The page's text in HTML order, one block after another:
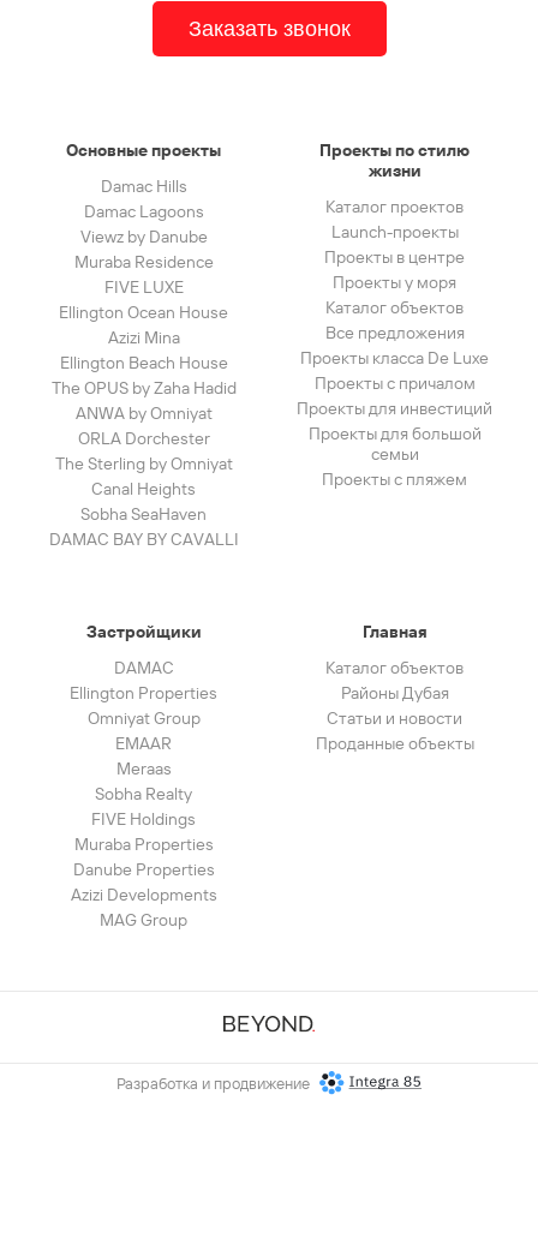
Основные проекты
Damac Hills
Damac Lagoons
Viewz by Danube
Muraba Residence
FIVE LUXE
Ellington Ocean House
Azizi Mina
Ellington Beach House
The OPUS by Zaha Hadid
ANWA by Omniyat
ORLA Dorchester
The Sterling by Omniyat
Canal Heights
Sobha SeaHaven
DAMAC BAY BY CAVALLI
Проекты по стилю
жизни
Каталог проектов
Launch-проекты
Проекты в центре
Проекты у моря
Каталог объектов
Все предложения
Проекты класса De Luxe
Проекты с причалом
Проекты для инвестиций
Проекты для большой
семьи
Проекты с пляжем
Застройщики
DAMAC
Ellington Properties
Omniyat Group
EMAAR
Meraas
Sobha Realty
FIVE Holdings
Muraba Properties
Danube Properties
Azizi Developments
MAG Group
Главная
Каталог объектов
Районы Дубая
Статьи и новости
Проданные объекты
Заказать звонок
Разработка и продвижение